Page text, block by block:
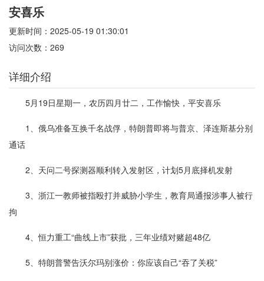
安喜乐
更新时间：2025-05-19 01:30:01
访问次数：269
详细介绍
5月19日星期一，农历四月廿二，工作愉快，平安喜乐
1、俄乌准备互换千名战俘，特朗普即将与普京、泽连斯基分别
通话
2、天问二号探测器顺利转入发射区，计划5月底择机发射
3、浙江一教师被指殴打并威胁小学生，教育局通报涉事人被行
拘
4、恒力重工“曲线上市”获批，三年业绩对赌超48亿
5、特朗普警告沃尔玛别涨价：你应该自己“吞了关税”